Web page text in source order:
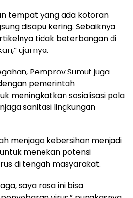
tempat yang ada kotoran
disapu kering. Sebaiknya
tidak beterbangan di
ujarnya.
Pemprov Sumut juga
pemerintah
meningkatkan sosialisasi pola
sanitasi lingkungan
menjaga kebersihan menjadi
menekan potensi
di tengah masyarakat.
saya rasa ini bisa